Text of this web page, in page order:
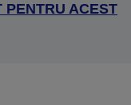
PENTRU ACEST